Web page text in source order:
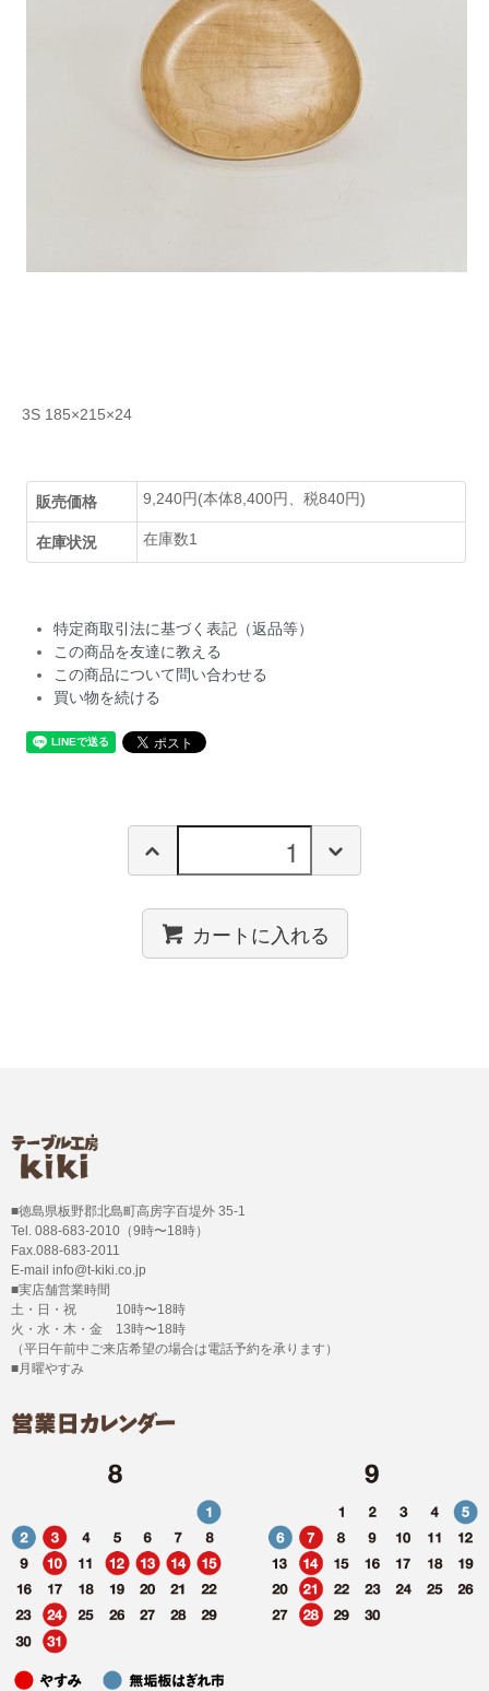
3S 185×215×24
販売価格 9,240円(本体8,400円、税840円)
在庫状況 在庫数1
特定商取引法に基づく表記（返品等）
この商品を友達に教える
この商品について問い合わせる
買い物を続ける
カートに入れる
■徳島県板野郡北島町高房字百堤外 35-1
Tel. 088-683-2010（9時〜18時）
Fax.088-683-2011
E-mail info@t-kiki.co.jp
■実店舗営業時間
土・日・祝 10時〜18時
火・水・木・金 13時〜18時
（平日午前中ご来店希望の場合は電話予約を承ります）
■月曜やすみ